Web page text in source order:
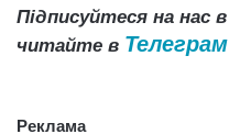
Підписуйтеся на нас в
читайте в Телеграм
Реклама